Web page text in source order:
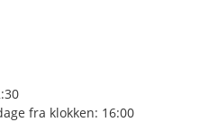
fra klokken: 16:00